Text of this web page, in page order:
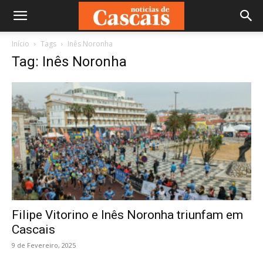
Início Tags Inês Noronha
Tag: Inês Noronha
Filipe Vitorino e Inês Noronha triunfam em
Cascais
9 de Fevereiro, 2025